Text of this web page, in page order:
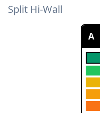
Split Hi-Wall
A